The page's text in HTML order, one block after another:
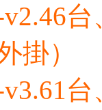
掛）